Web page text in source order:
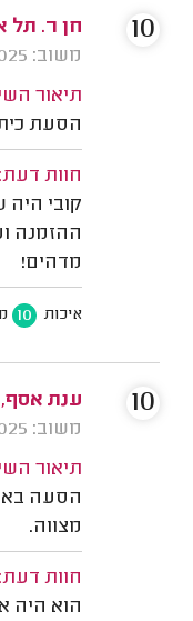
חן ר. תל
משוב: 21/07/2025
תיאור
הסעת
חוות דעת:
קובי היה
ההזמנה
מדהים!
איכות 10
10
ענת
משוב: 11/06/2025
תיאור
הסעה
מצווה.
חוות דעת:
הוא היה
10